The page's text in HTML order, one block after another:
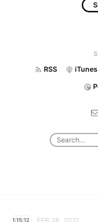
RSS iTunes
1:15:12 FEB 28, 2021